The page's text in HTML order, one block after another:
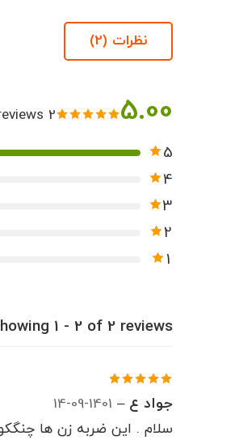
نظرات (2)
5.00
2 reviews
5
4
3
2
1
1 - 2 of 2 reviews
نمره 5از
5
جواد ع–
1401-09-14
سلام . این ضربه زن ها